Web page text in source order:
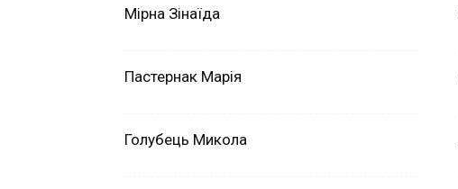
Мірна Зінаїда
Пастернак Марія
Голубець Микола